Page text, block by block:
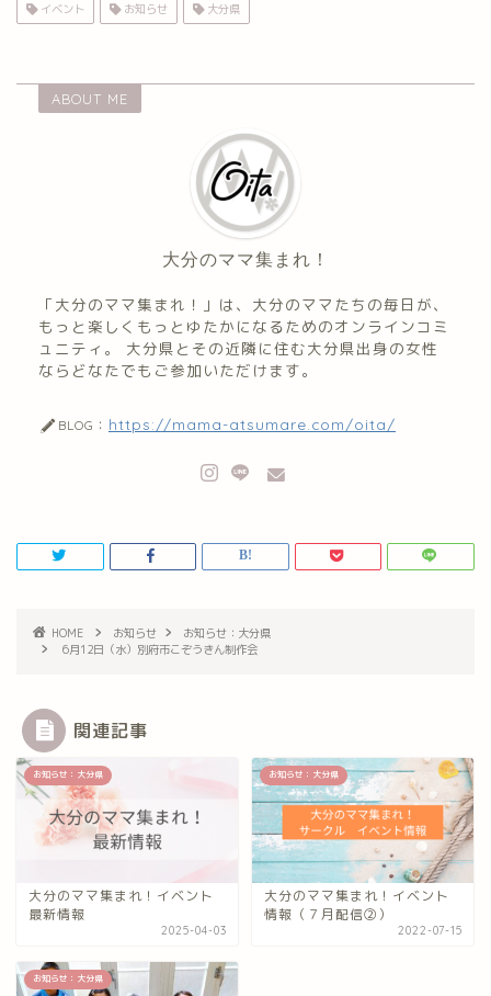
イベント お知らせ 大分県
ABOUT ME
大分のママ集まれ！
「大分のママ集まれ！」は、大分のママたちの毎日が、
もっと楽しくもっとゆたかになるためのオンラインコミ
ュニティ。 大分県とその近隣に住む大分県出身の女性
ならどなたでもご参加いただけます。
BLOG： https://mama-atsumare.com/oita/
HOME お知らせ
お知らせ：大分県
6月12日（水）別府市こぞうきん制作会
関連記事
お知らせ：大分県
大分のママ集まれ！イベント
最新情報
2025-04-03
お知らせ：大分県
大分のママ集まれ！イベント
情報（７月配信②）
2022-07-15
お知らせ：大分県